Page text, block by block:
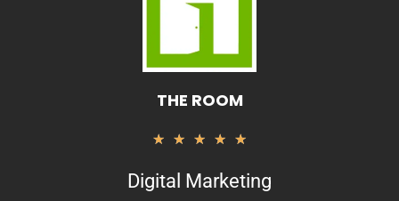
THE ROOM
★ ★ ★ ★ ★
out
Digital Marketing